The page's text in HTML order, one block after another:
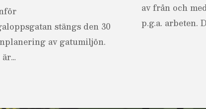
stängs den 30
av gatumiljön.
av från och
p.g.a. arbeten.